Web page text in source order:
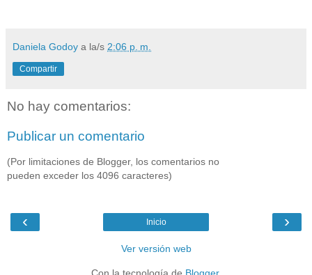
Daniela Godoy a la/s 2:06 p. m.
Compartir
No hay comentarios:
Publicar un comentario
(Por limitaciones de Blogger, los comentarios no
pueden exceder los 4096 caracteres)
‹ ›
Inicio
Ver versión web